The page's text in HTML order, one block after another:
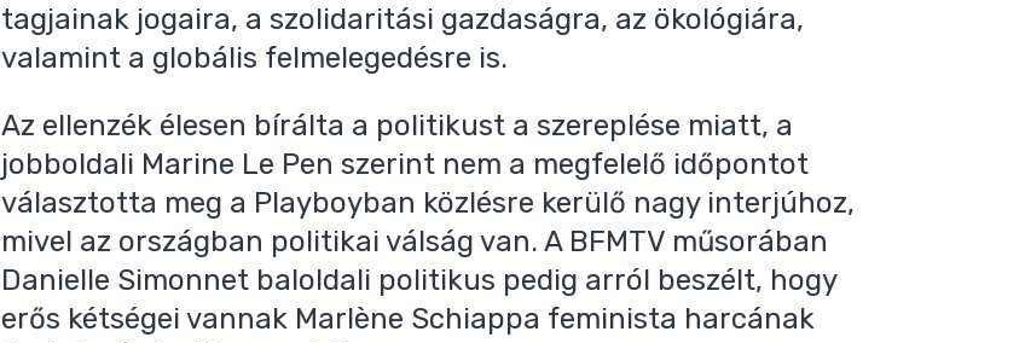
tagjainak jogaira, a szolidaritási gazdaságra, az ökológiára,
valamint a globális felmelegedésre is.
Az ellenzék élesen bírálta a politikust a szereplése miatt, a
jobboldali Marine Le Pen szerint nem a megfelelő időpontot
választotta meg a Playboyban közlésre kerülő nagy interjúhoz,
mivel az országban politikai válság van. A BFMTV műsorában
Danielle Simonnet baloldali politikus pedig arról beszélt, hogy
erős kétségei vannak Marlène Schiappa feminista harcának